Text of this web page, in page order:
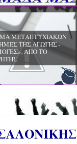
ΜΕΤΑΠΤΥΧΙΑΚΩΝ
ΑΓΩΓΗ ΚΑΙ
ΠΑΝΕΠΙΣΤΗΜΙΟ